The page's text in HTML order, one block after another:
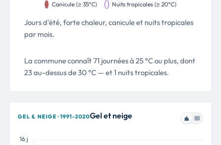
Jours d'été, forte chaleur, canicule et nuits tropicales
par mois.
La commune connaît 71 journées à 25 °C ou plus, dont
23 au-dessus de 30 °C — et 1 nuits tropicales.
GEL & NEIGE · 1991-2020Gel et neige